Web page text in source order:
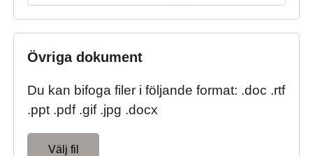
Övriga dokument
Du kan bifoga filer i följande format: .doc .rtf
.ppt .pdf .gif .jpg .docx
Välj fil